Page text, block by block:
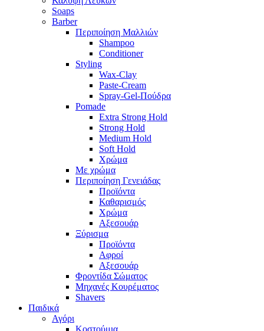
Soaps
Barber
Περιποίηση Μαλλιών
Shampoo
Conditioner
Styling
Wax-Clay
Paste-Cream
Spray-Gel-Πούδρα
Pomade
Extra Strong Hold
Strong Hold
Medium Hold
Soft Hold
Χρώμα
Με χρώμα
Περιποίηση Γενειάδας
Προϊόντα
Καθαρισμός
Χρώμα
Αξεσουάρ
Ξύρισμα
Προϊόντα
Αφροί
Αξεσουάρ
Φροντίδα Σώματος
Μηχανές Κουρέματος
Shavers
Παιδικά
Αγόρι
Κοστούμια